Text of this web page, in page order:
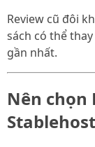
Review cũ đôi
sách có thể
gần nhất.
Nên chọn